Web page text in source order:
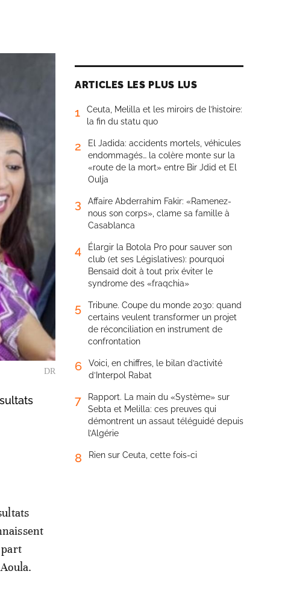
DR
part
ARTICLES LES PLUS LUS
1
Ceuta, Melilla et les miroirs de l’histoire:
la fin du statu quo
2
El Jadida: accidents mortels, véhicules
endommagés… la colère monte sur la
«route de la mort» entre Bir Jdid et El
Oulja
3
Affaire Abderrahim Fakir: «Ramenez-
nous son corps», clame sa famille à
Casablanca
4
Élargir la Botola Pro pour sauver son
club (et ses Législatives): pourquoi
Bensaïd doit à tout prix éviter le
syndrome des «fraqchia»
5
Tribune. Coupe du monde 2030: quand
certains veulent transformer un projet
de réconciliation en instrument de
confrontation
6
Voici, en chiffres, le bilan d’activité
d’Interpol Rabat
7
Rapport. La main du «Système» sur
Sebta et Melilla: ces preuves qui
démontrent un assaut téléguidé depuis
l’Algérie
8 Rien sur Ceuta, cette fois-ci